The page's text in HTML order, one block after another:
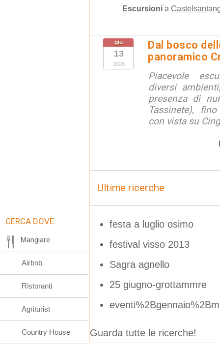
Escursioni a
giu
13
2026
Dal bosco
panoramico
Piacevole
diversi
presenza di
Tassinete),
con vista su
Ultime ricerche
festa a luglio osimo
festival visso 2013
Sagra agnello
25 giugno-grottammre
Guarda tutte le ricerche!
CERCA DOVE:
Mangiare
Airbnb
Ristoranti
Agriturist
Country House